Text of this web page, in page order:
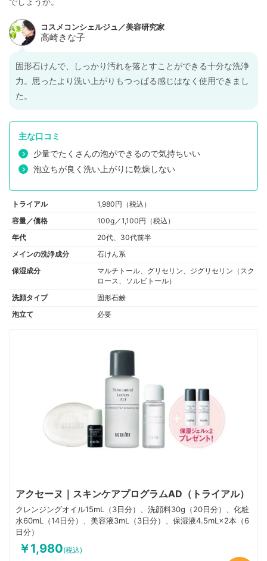
固形石けんで、しっかり汚れを落とすことができる十分な洗浄
力。思ったより洗い上がりもつっぱる感じはなく使用できまし
た。
主な口コミ
少量でたくさんの泡ができるので気持ちいい
泡立ちが良く洗い上がりに乾燥しない
トライアル
1,980円（税込）
容量／価格
100g／1,100円（税込）
年代
20代、30代前半
メインの洗浄成分
石けん系
保湿成分
マルチトール、グリセリン、ジグリセリン（スク
ロース、ソルビトール）
洗顔タイプ
固形石鹸
泡立て
必要
アクセーヌ｜スキンケアプログラムAD（トライアル）
クレンジングオイル15mL（3日分）、洗顔料30g（20日分）、化粧
水60mL（14日分）、美容液3mL（3日分）、保湿液4.5mL×2本（6
日分）
￥1,980(税込)